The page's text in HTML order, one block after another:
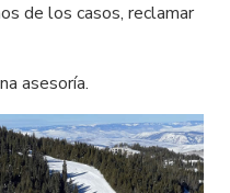
de los casos, reclamar
asesoría.